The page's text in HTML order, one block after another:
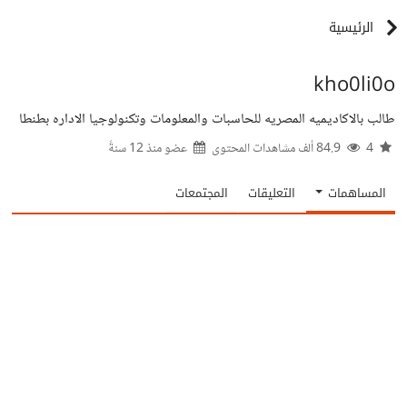
الرئيسية
kho0li0o
طالب بالاكاديميه المصريه للحاسبات والمعلومات وتكنولوجيا الاداره بطنطا
عضو منذ12 سنةً
المساهمات التعليقات المجتمعات